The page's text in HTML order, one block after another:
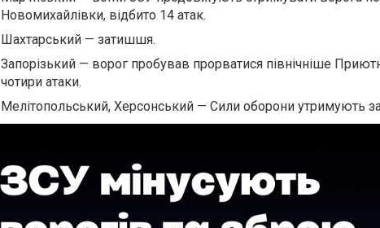
Новомихайлівки, відбито 14 атак.
Шахтарський — затишшя.
Запорізький — ворог пробував прорватися північніше
чотири атаки.
Мелітопольський, Херсонський — Сили оборони утримують